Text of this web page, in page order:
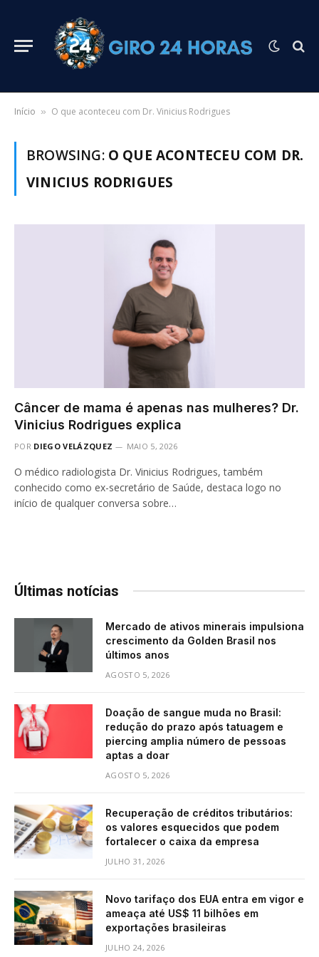
Início » O que aconteceu com Dr. Vinicius Rodrigues
BROWSING: O QUE ACONTECEU COM DR.
VINICIUS RODRIGUES
Câncer de mama é apenas nas mulheres? Dr.
Vinicius Rodrigues explica
POR DIEGO VELÁZQUEZ MAIO 5, 2026
O médico radiologista Dr. Vinicius Rodrigues, também
conhecido como ex-secretário de Saúde, destaca logo no
início de qualquer conversa sobre…
Últimas notícias
Mercado de ativos minerais impulsiona
crescimento da Golden Brasil nos
últimos anos
AGOSTO 5, 2026
Doação de sangue muda no Brasil:
redução do prazo após tatuagem e
piercing amplia número de pessoas
aptas a doar
AGOSTO 5, 2026
Recuperação de créditos tributários:
os valores esquecidos que podem
fortalecer o caixa da empresa
JULHO 31, 2026
Novo tarifaço dos EUA entra em vigor e
ameaça até US$ 11 bilhões em
exportações brasileiras
JULHO 24, 2026